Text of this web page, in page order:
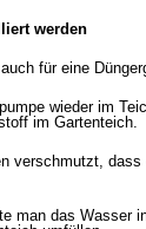
werden
für eine
wieder im
im Gartenteich.
verschmutzt,
man das Wasser